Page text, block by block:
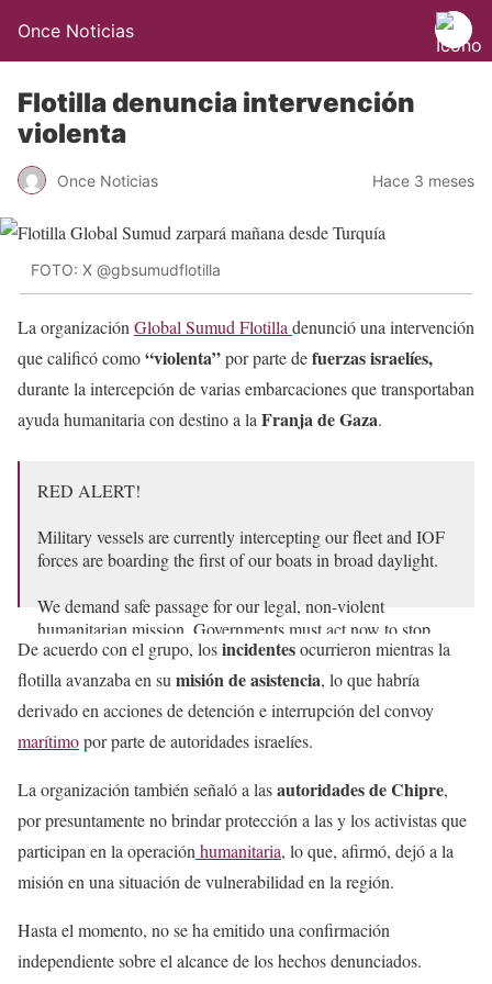
Once Noticias
Flotilla denuncia intervención
violenta
Once Noticias Hace 3 meses
FOTO: X @gbsumudflotilla
La organización Global Sumud Flotilla denunció una intervención
que calificó como“violenta”por parte defuerzas israelíes,
durante la intercepción de varias embarcaciones que transportaban
ayuda humanitaria con destino a la Franja de Gaza.
RED ALERT!
Military vessels are currently intercepting our fleet and IOF
forces are boarding the first of our boats in broad daylight.
We demand safe passage for our legal, non-violent
humanitarian mission. Governments must act now to stop
these illegal acts or piracy meant to…
pic.twitter.com/4RmPuswZNo
— Global Sumud Flotilla (@gbsumudflotilla)May 18, 2026
De acuerdo con el grupo, losincidentesocurrieron mientras la
flotilla avanzaba en su misión de asistencia, lo que habría
derivado en acciones de detención e interrupción del convoy
marítimopor parte de autoridades israelíes.
La organización también señaló a lasautoridades de Chipre,
por presuntamente no brindar protección a las y los activistas que
participan en la operación humanitaria, lo que, afirmó, dejó a la
misión en una situación de vulnerabilidad en la región.
Hasta el momento, no se ha emitido una confirmación
independiente sobre el alcance de los hechos denunciados.